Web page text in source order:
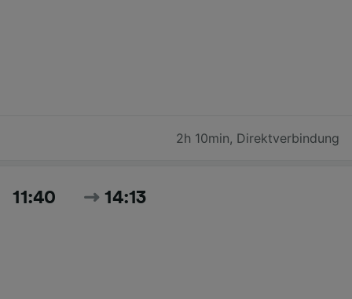
2h 10min, Direktverbindung
11:40 14:13